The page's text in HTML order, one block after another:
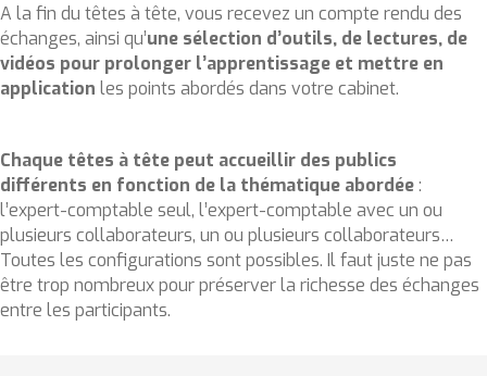
A la fin du têtes à tête, vous recevez un compte rendu des
échanges, ainsi qu’une sélection d’outils, de lectures, de
vidéos pour prolonger l’apprentissage et mettre en
application les points abordés dans votre cabinet.
Chaque têtes à tête peut accueillir des publics
différents en fonction de la thématique abordée:
l’expert-comptable seul, l’expert-comptable avec un ou
plusieurs collaborateurs, un ou plusieurs collaborateurs…
Toutes les configurations sont possibles. Il faut juste ne pas
être trop nombreux pour préserver la richesse des échanges
entre les participants.